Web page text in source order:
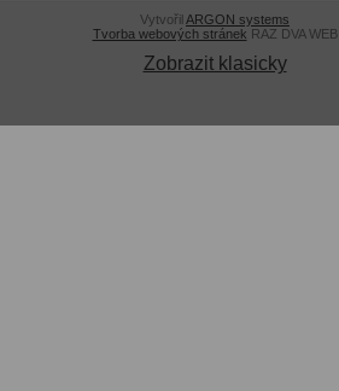
VytvořilARGON systems
Tvorba webových stránek RAZ DVA WEB
Zobrazit klasicky